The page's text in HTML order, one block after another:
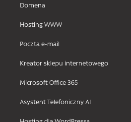
Domena
Hosting WWW
Poczta e-mail
Kreator sklepu internetowego
Microsoft Office 365
Asystent Telefoniczny AI